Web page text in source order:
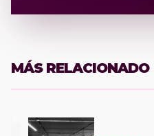
MÁS RELACIONADO